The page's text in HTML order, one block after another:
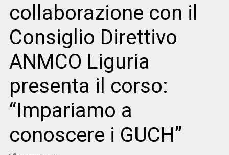
collaborazione con il
Consiglio Direttivo
ANMCO Liguria
presenta il corso:
“Impariamo a
conoscere i GUCH”